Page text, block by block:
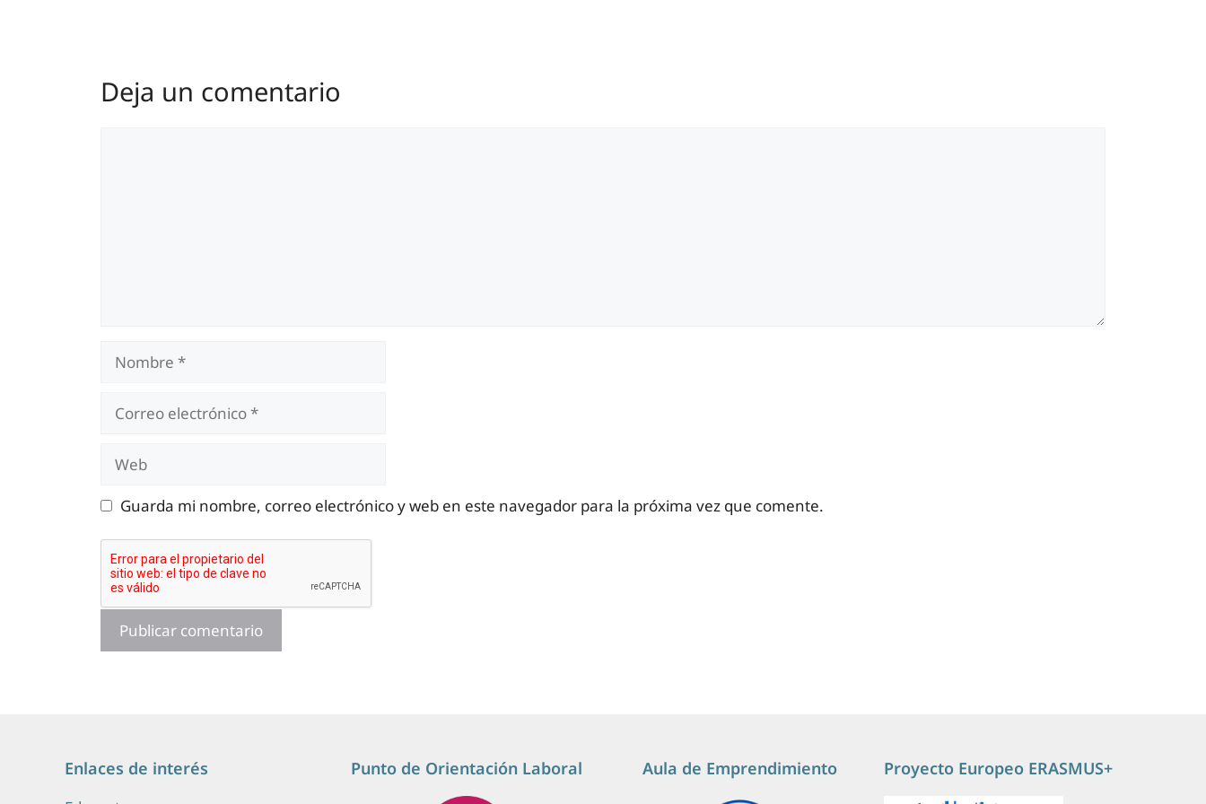
Deja un comentario
Nombre
Correo
electrónico
Guarda mi nombre, correo electrónico y web en este navegador para la próxima vez que comente.
Enlaces de interés Punto de Orientación Laboral Aula de Emprendimiento Proyecto Europeo ERASMUS+